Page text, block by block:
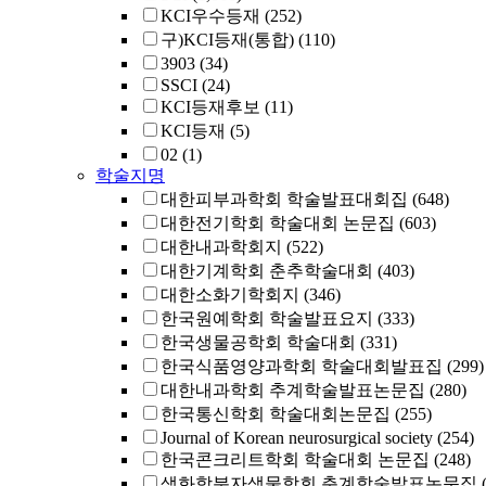
KCI우수등재 (252)
구)KCI등재(통합) (110)
3903 (34)
SSCI (24)
KCI등재후보 (11)
KCI등재 (5)
02 (1)
학술지명
대한피부과학회 학술발표대회집 (648)
대한전기학회 학술대회 논문집 (603)
대한내과학회지 (522)
대한기계학회 춘추학술대회 (403)
대한소화기학회지 (346)
한국원예학회 학술발표요지 (333)
한국생물공학회 학술대회 (331)
한국식품영양과학회 학술대회발표집 (299)
대한내과학회 추계학술발표논문집 (280)
한국통신학회 학술대회논문집 (255)
Journal of Korean neurosurgical society (254)
한국콘크리트학회 학술대회 논문집 (248)